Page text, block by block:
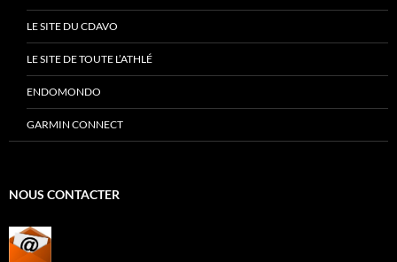
LE SITE DU CDAVO
LE SITE DE TOUTE L’ATHLÉ
ENDOMONDO
GARMIN CONNECT
NOUS CONTACTER